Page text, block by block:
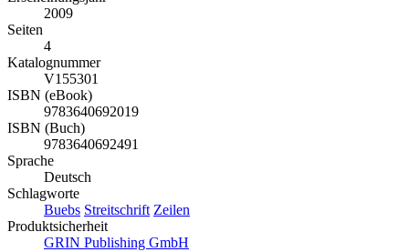
2009
Seiten
4
Katalognummer
V155301
ISBN (eBook)
9783640692019
ISBN (Buch)
9783640692491
Sprache
Deutsch
Schlagworte
Buebs Streitschrift Zeilen
Produktsicherheit
GRIN Publishing GmbH